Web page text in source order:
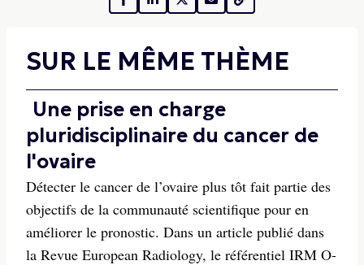
SUR LE MÊME THÈME
Une prise en charge
pluridisciplinaire du cancer de
l'ovaire
Détecter le cancer de l’ovaire plus tôt fait partie des
objectifs de la communauté scientifique pour en
améliorer le pronostic. Dans un article publié dans
la Revue European Radiology, le référentiel IRM O-